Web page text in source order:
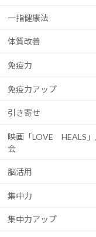
一指健康法
体質改善
免疫力
免疫力アップ
引き寄せ
映画「LOVE HEALS
会
脳活用
集中力
集中力アップ